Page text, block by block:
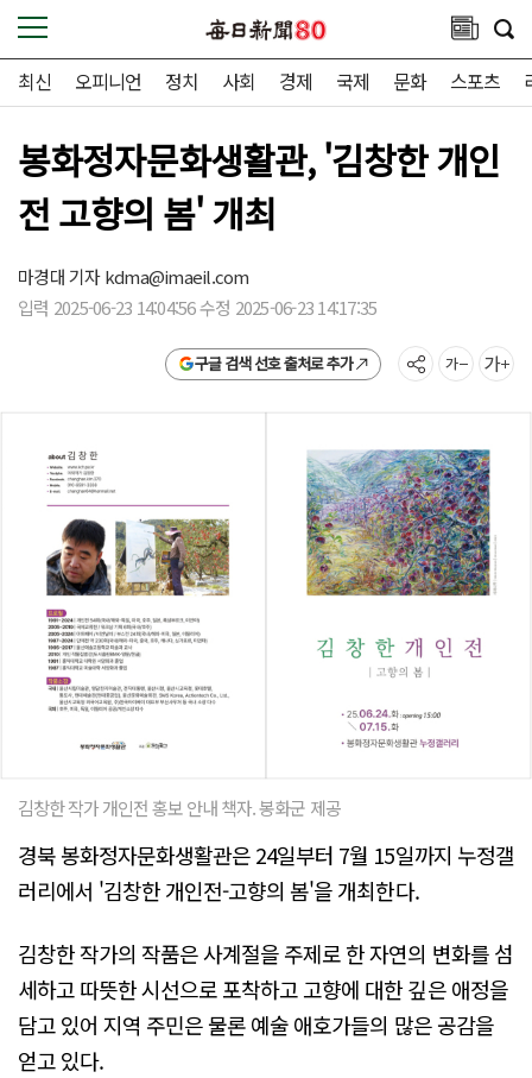
최신 오피니언 정치 사회 경제 국제 문화 스포츠
봉화정자문화생활관, '김창한 개인
전 고향의 봄' 개최
마경대 기자kdma@imaeil.com
입력 2025-06-23 14:04:56 수정 2025-06-23 14:17:35
구글 검색 선호 출처로 추가
김창한 작가 개인전 홍보 안내 책자. 봉화군 제공
경북 봉화정자문화생활관은 24일부터 7월 15일까지 누정갤
러리에서 '김창한 개인전-고향의 봄'을 개최한다.
김창한 작가의 작품은 사계절을 주제로 한 자연의 변화를 섬
세하고 따뜻한 시선으로 포착하고 고향에 대한 깊은 애정을
담고 있어 지역 주민은 물론 예술 애호가들의 많은 공감을
얻고 있다.